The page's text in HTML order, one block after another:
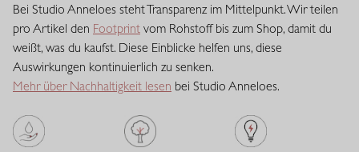
besonders formstabil. Eine luxuriöse, feste Qualität für eine
gepflegte und selbstbewusste Ausstrahlung.
Bei Studio Anneloes steht Transparenz im Mittelpunkt. Wir teilen
pro Artikel den Footprint vom Rohstoff bis zum Shop, damit du
weißt, was du kaufst. Diese Einblicke helfen uns, diese
Auswirkungen kontinuierlich zu senken.
Mehr über Nachhaltigkeit lesen bei Studio Anneloes.